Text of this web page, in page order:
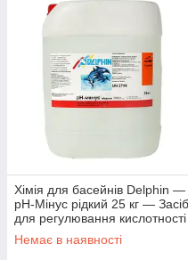
Хімія для басейнів Delphin —
рН-Мінус рідкий 25 кг — Засіб
для регулювання кислотності
води
Немає в наявності